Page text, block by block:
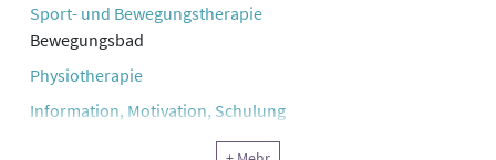
Sport- und Bewegungstherapie
Bewegungsbad
Physiotherapie
Information, Motivation, Schulung
Klinische Sozialarbeit, Sozialtherapie